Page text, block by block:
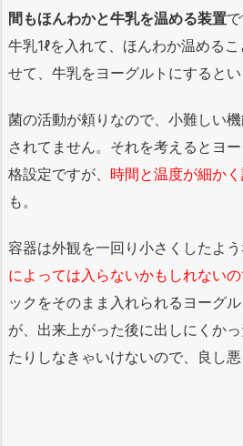
間もほんわかと牛乳を温める装置
牛乳1ℓを入れて、ほんわか温める
せて、牛乳をヨーグルトにするとい
菌の活動が頼りなので、小難しい
されてません。それを考えるとヨ
格設定ですが、 時間と温度が細か
も。
容器は外観を一回り小さくしたよう
によっては入らないかもしれない
ックをそのまま入れられるヨーグ
が、出来上がった後に出しにくか
たりしなきゃいけないので、良し悪